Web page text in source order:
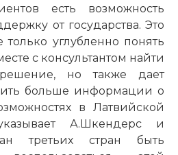
есть возможность
от государства. Это
углубленно понять
с консультантом найти
но также дает
больше информации о
в Латвийской
А.Шкендерс и
третьих стран быть